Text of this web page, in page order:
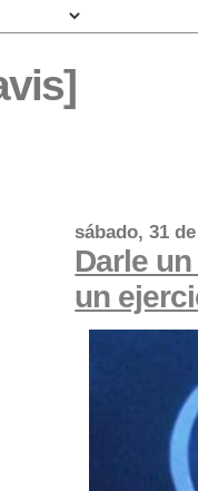
sábado, 31
Darle
un